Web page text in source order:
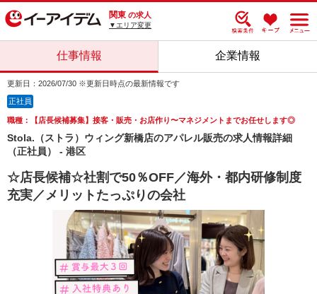
関東 の求人
▼エリア変更
仕事情報 企業情報
更新日：2026/07/30 ※更新日時点の最新情報です
正社員
職種：【店長候補募集】接客・販売・お店作り〜マネジメントまでお任せします◎
Stola.（ストラ）ウィング新橋店のアパレル販売の求人情報詳細
（正社員） - 港区
☆店長候補☆社割で50％OFF／海外・都内研修制度
充実／メリットたっぷりの会社